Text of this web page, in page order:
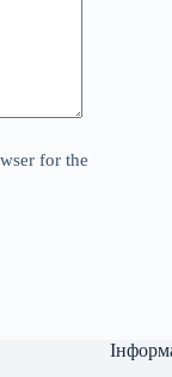
for the